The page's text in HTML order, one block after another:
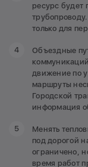
ресурс будет
только для
Объездные
коммуникаций
движение по
маршруты
Городской
информация
Менять
под дорогой
ограничено,
время работ